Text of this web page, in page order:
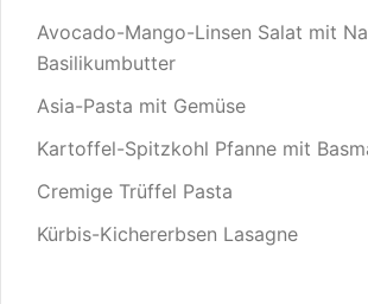
Avocado-Mango-Linsen Salat mit
Basilikumbutter
Asia-Pasta mit Gemüse
Kartoffel-Spitzkohl Pfanne mit
Cremige Trüffel Pasta
Kürbis-Kichererbsen Lasagne